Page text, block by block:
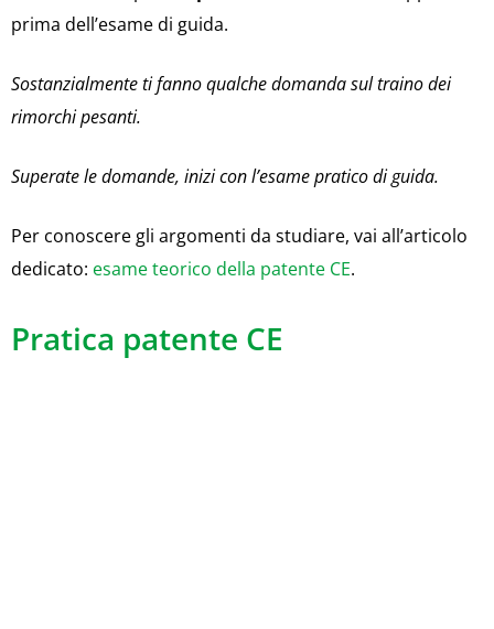
prima dell’esame di guida.
Sostanzialmente ti fanno qualche domanda sul traino dei
rimorchi pesanti.
Superate le domande, inizi con l’esame pratico di guida.
Per conoscere gli argomenti da studiare, vai all’articolo
dedicato: esame teorico della patente CE.
Pratica patente CE